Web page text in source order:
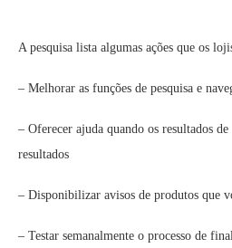
A pesquisa lista algumas ações que os
– Melhorar as funções de pesquisa e
– Oferecer ajuda quando os resultados
resultados
– Disponibilizar avisos de produtos que
– Testar semanalmente o processo de